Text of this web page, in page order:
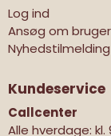
Log ind
Ansøg om
Nyhedstilmelding
Kundeservice
Callcenter
Alle hverdage: kl.